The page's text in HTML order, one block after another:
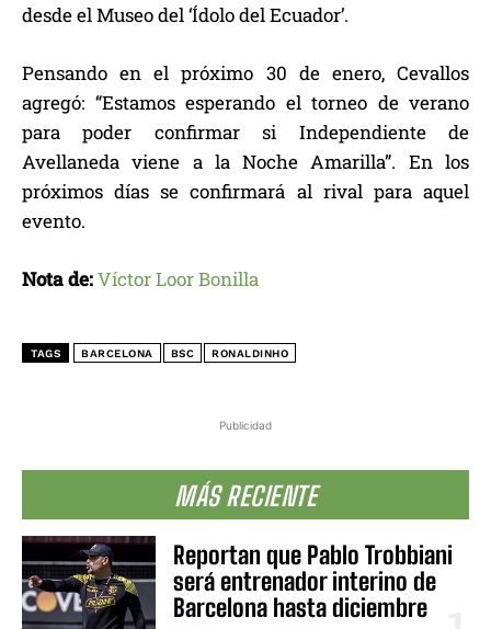
Publicidad
MÁS RECIENTE
Reportan que Pablo Trobbiani
será entrenador interino de
Barcelona hasta diciembre
desde el Museo del ‘Ídolo del Ecuador’.
Pensando en el próximo 30 de enero, Cevallos
agregó: “Estamos esperando el torneo de verano
para poder confirmar si Independiente de
Avellaneda viene a la Noche Amarilla”. En los
próximos días se confirmará al rival para aquel
evento.
Nota de:Víctor Loor Bonilla
TAGS BARCELONA BSC RONALDINHO